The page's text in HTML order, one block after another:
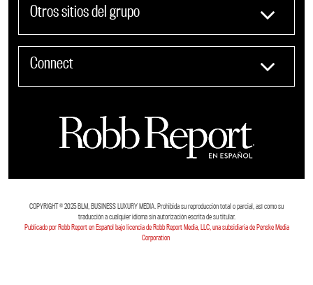
Otros sitios del grupo
Connect
COPYRIGHT ©️ 2025 BLM, BUSINESS LUXURY MEDIA. Prohibida su reproducción total o parcial, así como su
traducción a cualquier idioma sin autorización escrita de su titular.
Publicado por Robb Report en Español bajo licencia de Robb Report Media, LLC, una subsidiaria de Penske Media
Corporation